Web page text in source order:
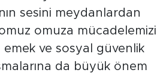
sesini meydanlardan
omuza mücadelemizi
ve sosyal güvenlik
da büyük önem